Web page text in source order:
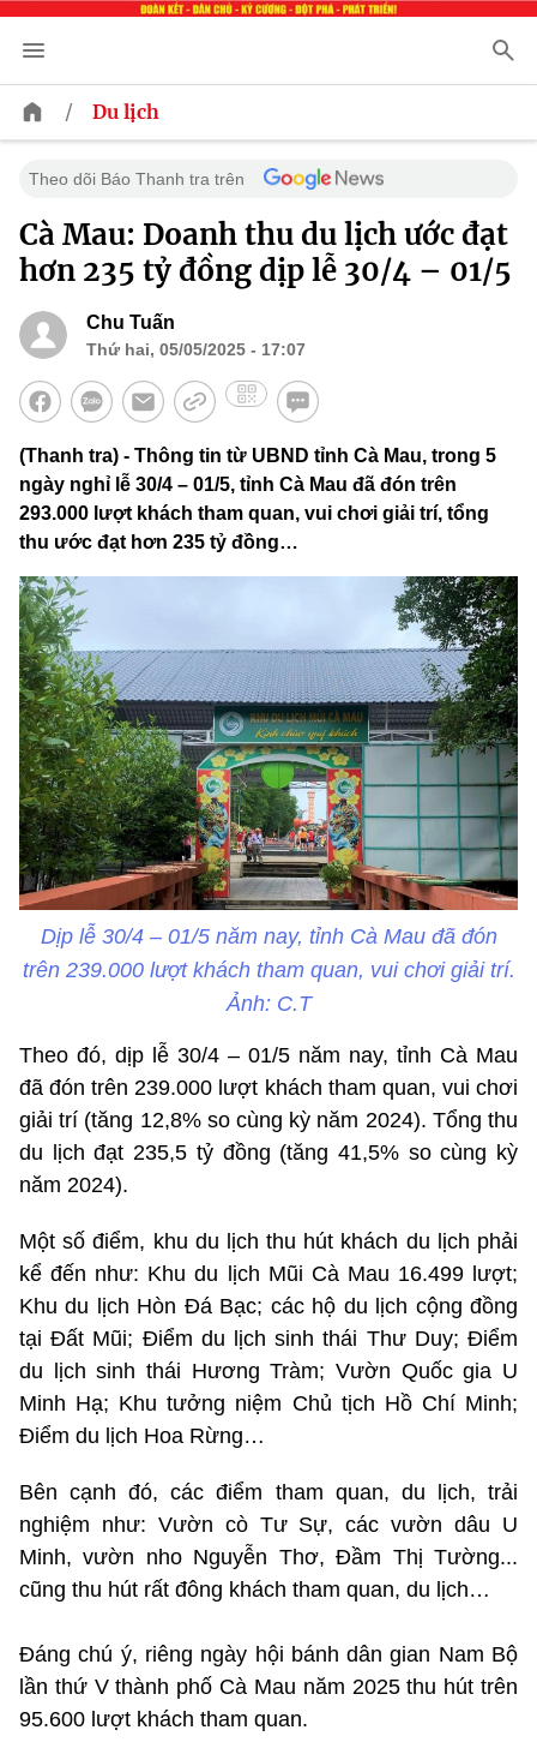
/ Du lịch
Theo dõi Báo Thanh tra trên
Cà Mau: Doanh thu du lịch ước đạt
hơn 235 tỷ đồng dịp lễ 30/4 – 01/5
Chu Tuấn
Thứ hai, 05/05/2025 - 17:07
(Thanh tra) - Thông tin từ UBND tỉnh Cà Mau, trong 5
ngày nghỉ lễ 30/4 – 01/5, tỉnh Cà Mau đã đón trên
293.000 lượt khách tham quan, vui chơi giải trí, tổng
thu ước đạt hơn 235 tỷ đồng…
Dịp lễ 30/4 – 01/5 năm nay, tỉnh Cà Mau đã đón
trên 239.000 lượt khách tham quan, vui chơi giải trí.
Ảnh: C.T
Theo đó, dịp lễ 30/4 – 01/5 năm nay, tỉnh Cà Mau
đã đón trên 239.000 lượt khách tham quan, vui chơi
giải trí (tăng 12,8% so cùng kỳ năm 2024). Tổng thu
du lịch đạt 235,5 tỷ đồng (tăng 41,5% so cùng kỳ
năm 2024).
Một số điểm, khu du lịch thu hút khách du lịch phải
kể đến như: Khu du lịch Mũi Cà Mau 16.499 lượt;
Khu du lịch Hòn Đá Bạc; các hộ du lịch cộng đồng
tại Đất Mũi; Điểm du lịch sinh thái Thư Duy; Điểm
du lịch sinh thái Hương Tràm; Vườn Quốc gia U
Minh Hạ; Khu tưởng niệm Chủ tịch Hồ Chí Minh;
Điểm du lịch Hoa Rừng…
Bên cạnh đó, các điểm tham quan, du lịch, trải
nghiệm như: Vườn cò Tư Sự, các vườn dâu U
Minh, vườn nho Nguyễn Thơ, Đầm Thị Tường...
cũng thu hút rất đông khách tham quan, du lịch…
Đáng chú ý, riêng ngày hội bánh dân gian Nam Bộ
lần thứ V thành phố Cà Mau năm 2025 thu hút trên
95.600 lượt khách tham quan.